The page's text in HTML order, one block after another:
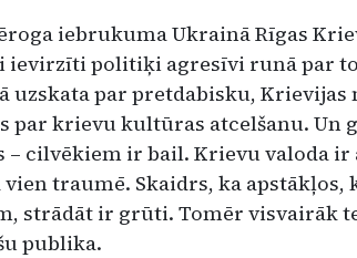
iebrukuma Ukrainā Rīgas
ievirzīti politiķi agresīvi runā par
uzskata par pretdabisku, Krievijas
par krievu kultūras atcelšanu. Un
cilvēkiem ir bail. Krievu valoda ir
vien traumē. Skaidrs, ka
strādāt ir grūti. Tomēr visvairāk
publika.